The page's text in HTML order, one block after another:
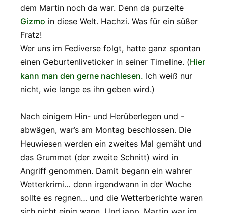
dem Martin noch da war. Denn da purzelte
Gizmo in diese Welt. Hachzi. Was für ein süßer
Fratz!
Wer uns im Fediverse folgt, hatte ganz spontan
einen Geburtenliveticker in seiner Timeline. (Hier
kann man den gerne nachlesen. Ich weiß nur
nicht, wie lange es ihn geben wird.)
Nach einigem Hin- und Herüberlegen und -
abwägen, war’s am Montag beschlossen. Die
Heuwiesen werden ein zweites Mal gemäht und
das Grummet (der zweite Schnitt) wird in
Angriff genommen. Damit begann ein wahrer
Wetterkrimi… denn irgendwann in der Woche
sollte es regnen… und die Wetterberichte waren